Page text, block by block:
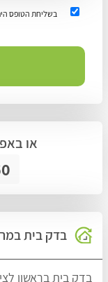
בשליחת הטופס
או
בדק בית
בדק בית בראשון